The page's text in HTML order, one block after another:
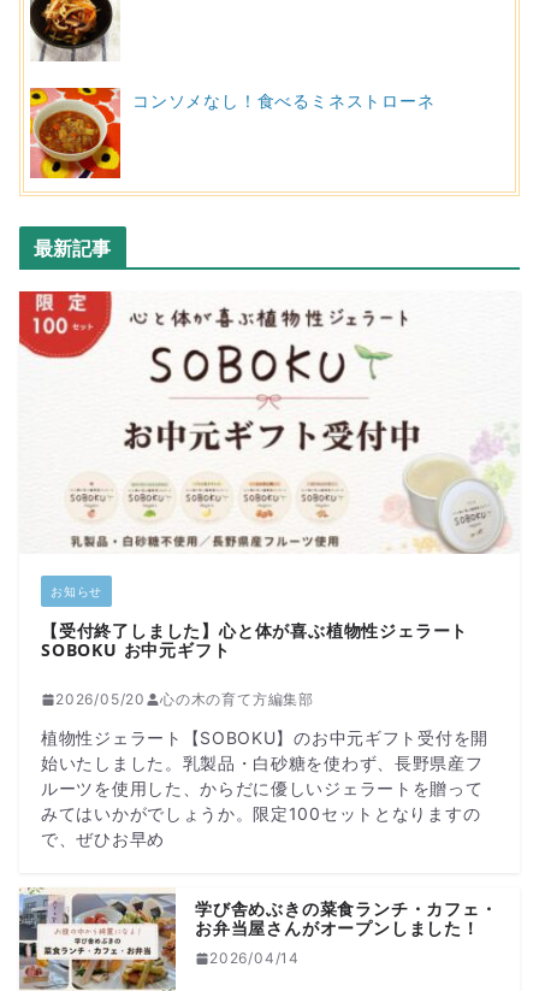
コンソメなし！食べるミネストローネ
最新記事
お知らせ
【受付終了しました】心と体が喜ぶ植物性ジェラート
SOBOKU お中元ギフト
2026/05/20 心の木の育て方編集部
植物性ジェラート【SOBOKU】のお中元ギフト受付を開
始いたしました。乳製品・白砂糖を使わず、長野県産フ
ルーツを使用した、からだに優しいジェラートを贈って
みてはいかがでしょうか。限定100セットとなりますの
で、ぜひお早め
学び舎めぶきの菜食ランチ・カフェ・
お弁当屋さんがオープンしました！
2026/04/14